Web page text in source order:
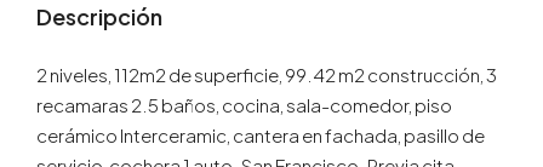
Descripción
2 niveles, 112m2 de superficie, 99.42 m2 construcción, 3
recamaras 2.5 baños, cocina, sala-comedor, piso
cerámico Interceramic, cantera en fachada, pasillo de